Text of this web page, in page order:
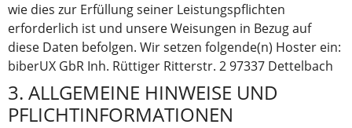
wie dies zur Erfüllung seiner Leistungspflichten
erforderlich ist und unsere Weisungen in Bezug auf
diese Daten befolgen. Wir setzen folgende(n) Hoster ein:
biberUX GbR Inh. Rüttiger Ritterstr. 2 97337 Dettelbach
3. ALLGEMEINE HINWEISE UND
PFLICHT­INFORMATIONEN